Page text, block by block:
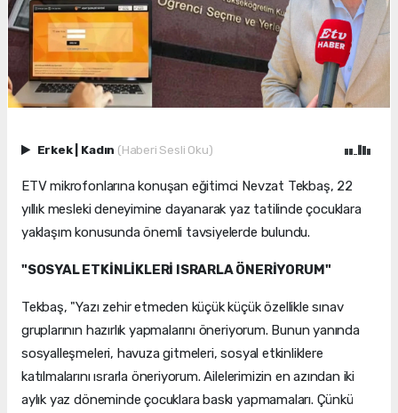
Erkek Kadın (Haberi Sesli Oku)
ETV mikrofonlarına konuşan eğitimci Nevzat Tekbaş, 22
yıllık mesleki deneyimine dayanarak yaz tatilinde çocuklara
yaklaşım konusunda önemli tavsiyelerde bulundu.
"SOSYAL ETKİNLİKLERİ ISRARLA ÖNERİYORUM"
Tekbaş, "Yazı zehir etmeden küçük küçük özellikle sınav
gruplarının hazırlık yapmalarını öneriyorum. Bunun yanında
sosyalleşmeleri, havuza gitmeleri, sosyal etkinliklere
katılmalarını ısrarla öneriyorum. Ailelerimizin en azından iki
aylık yaz döneminde çocuklara baskı yapmamaları. Çünkü